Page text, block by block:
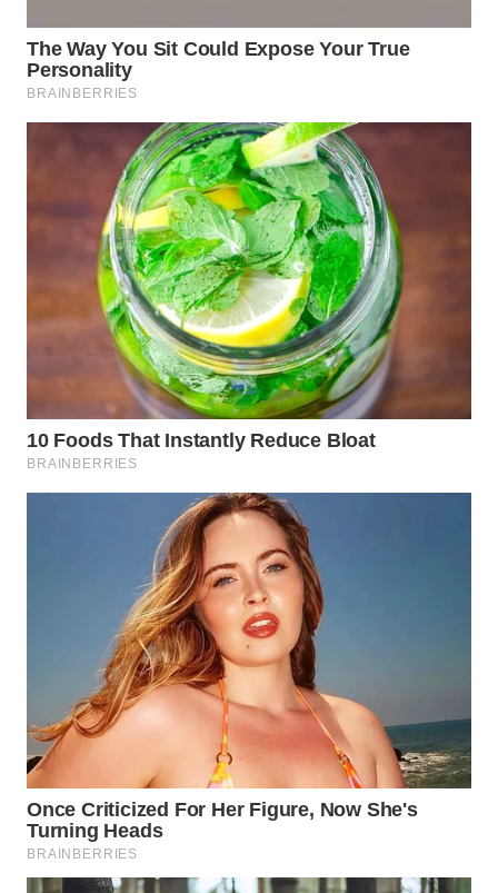
NATUNA
WN
BINTAN
MANDALIKA
WN
LIKUPANG
LABUANBAJO
WN
BORNEO
WAHANA
TANI
ADVOKAT
WAHANA
INFRASTRUKTUR